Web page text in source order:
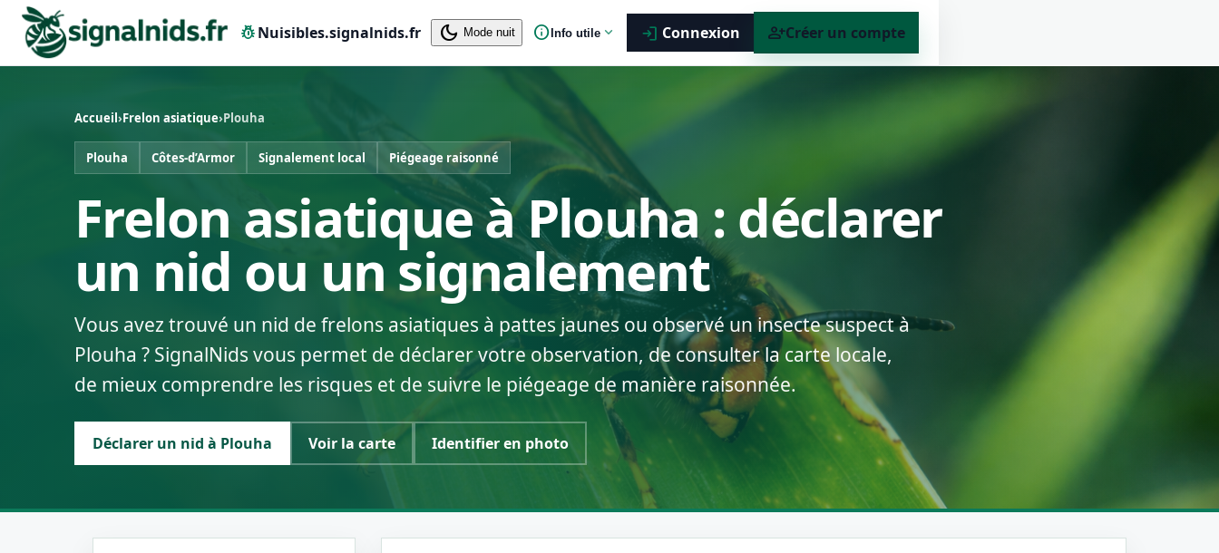
pest_controlNuisibles.signalnids.fr dark_mode Mode nuit infoInfo utile expand_more login Connexion person_addCréer un compte
Accueil›Frelon asiatique›Plouha
Plouha Côtes-d’Armor Signalement local Piégeage raisonné
Frelon asiatique à Plouha : déclarer
un nid ou un signalement
Vous avez trouvé un nid de frelons asiatiques à pattes jaunes ou observé un insecte suspect à
Plouha ? SignalNids vous permet de déclarer votre observation, de consulter la carte locale,
de mieux comprendre les risques et de suivre le piégeage de manière raisonnée.
Déclarer un nid à Plouha Voir la carte Identifier en photo